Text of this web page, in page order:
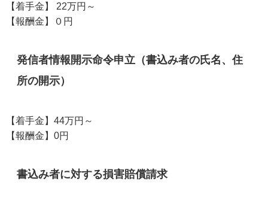
【着手金】 22万円～
【報酬金】０円
発信者情報開示命令申立（書込み者の氏名、住
所の開示）
【着手金】44万円～
【報酬金】0円
書込み者に対する損害賠償請求